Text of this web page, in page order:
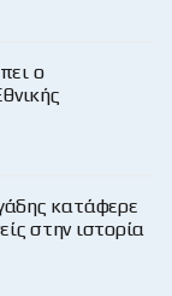
ο
κατάφερε
στην ιστορία